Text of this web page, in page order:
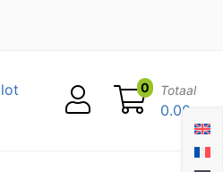
0 Totaal
0.00